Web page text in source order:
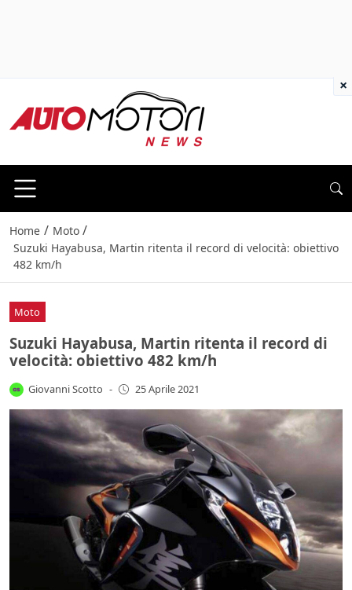
Home / Moto /
Suzuki Hayabusa, Martin ritenta il record di velocità: obiettivo
482 km/h
Moto
Suzuki Hayabusa, Martin ritenta il record di
velocità: obiettivo 482 km/h
Giovanni Scotto - 25 Aprile 2021
×